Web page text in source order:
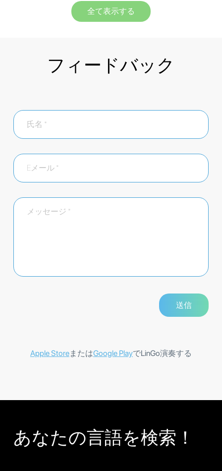
全て表示する
フィードバック
Apple StoreまたはGoogle PlayでLinGo演奏する
あなたの言語を検索！